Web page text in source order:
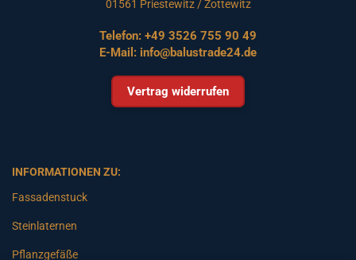
01561 Priestewitz / Zottewitz
Telefon: +49 3526 755 90 49
E-Mail: info@balustrade24.de
Vertrag widerrufen
INFORMATIONEN ZU:
Fassadenstuck
Steinlaternen
Pflanzgefäße